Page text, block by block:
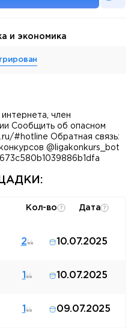
и экономика
член
Сообщить об опасном
#hotline Обратная связь:
@ligakonkurs_bot
Кол-во Дата
2 10.07.2025
1 10.07.2025
1 09.07.2025